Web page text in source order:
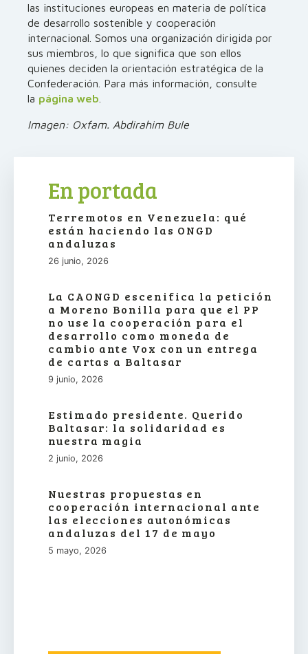
las instituciones europeas en materia de política
de desarrollo sostenible y cooperación
internacional. Somos una organización dirigida por
sus miembros, lo que significa que son ellos
quienes deciden la orientación estratégica de la
Confederación. Para más información, consulte
la página web
Imagen: Oxfam. Abdirahim Bule
En portada
Terremotos en Venezuela: qué
están haciendo las ONGD
andaluzas
26 junio, 2026
La CAONGD escenifica la petición
a Moreno Bonilla para que el PP
no use la cooperación para el
desarrollo como moneda de
cambio ante Vox con un entrega
de cartas a Baltasar
9 junio, 2026
Estimado presidente. Querido
Baltasar: la solidaridad es
nuestra magia
2 junio, 2026
Nuestras propuestas en
cooperación internacional ante
las elecciones autonómicas
andaluzas del 17 de mayo
5 mayo, 2026